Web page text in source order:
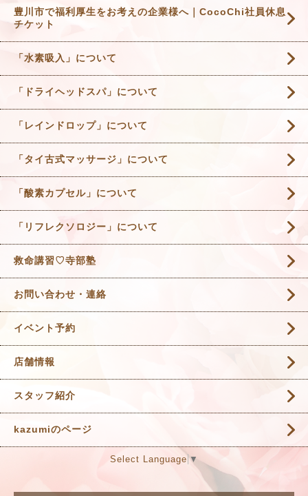
豊川市で福利厚生をお考えの企業様へ｜CocoChi社員休息
チケット
「水素吸入」について
「ドライヘッドスパ」について
「レインドロップ」について
「タイ古式マッサージ」について
「酸素カプセル」について
「リフレクソロジー」について
救命講習♡寺部塾
お問い合わせ・連絡
イベント予約
店舗情報
スタッフ紹介
kazumiのページ
Select Language ▼